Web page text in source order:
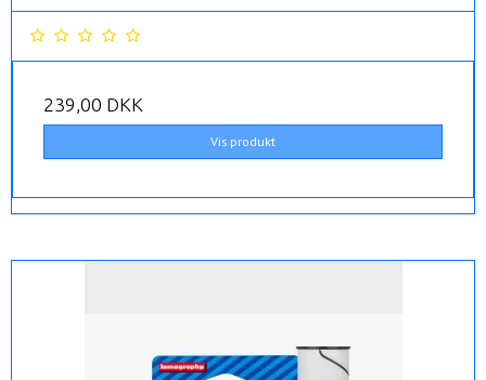
239,00 DKK
Vis produkt